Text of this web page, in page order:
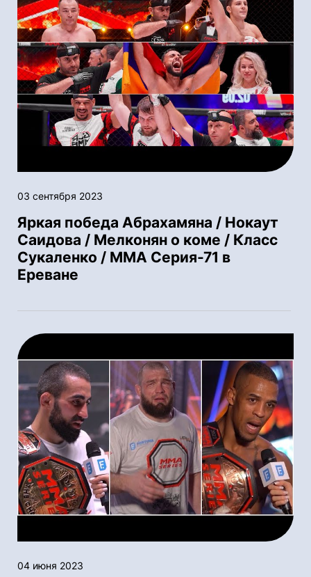
03 сентября 2023
Яркая победа Абрахамяна / Нокаут
Саидова / Мелконян о коме / Класс
Сукаленко / ММА Серия-71 в
Ереване
04 июня 2023